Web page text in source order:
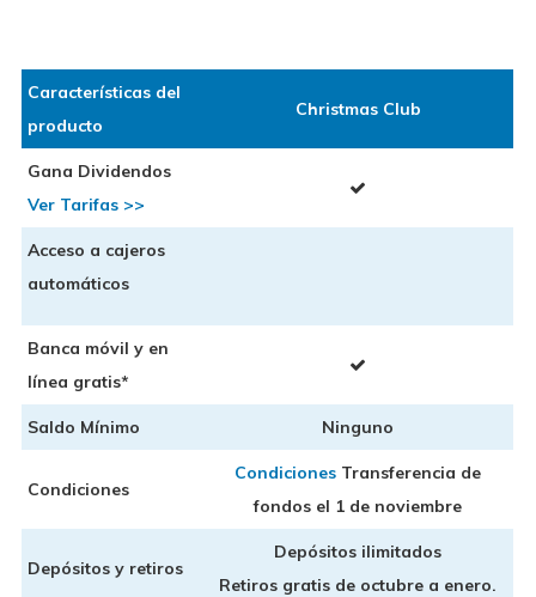
Características del
producto
Christmas Club
Gana Dividendos
Ver Tarifas >>
Acceso a cajeros
automáticos
Banca móvil y en
línea gratis*
Saldo Mínimo Ninguno
Condiciones
Condiciones Transferencia de
fondos el 1 de noviembre
Depósitos y retiros
Depósitos ilimitados
Retiros gratis de octubre a enero.